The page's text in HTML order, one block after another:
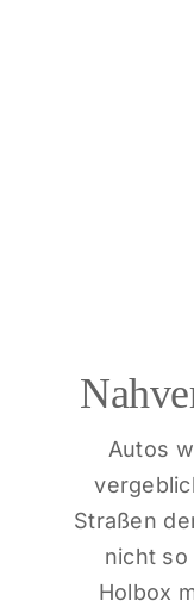
Autos
Straßen
nicht so
Holbox